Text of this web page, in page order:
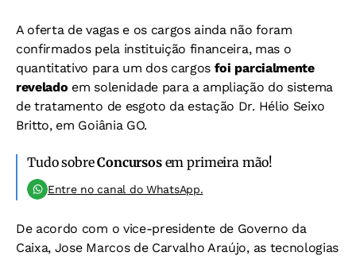
A oferta de vagas e os cargos ainda não foram
confirmados pela instituição financeira, mas o
quantitativo para um dos cargos foi parcialmente
revelado em solenidade para a ampliação do sistema
de tratamento de esgoto da estação Dr. Hélio Seixo
Britto, em Goiânia GO.
Tudo sobreConcursosem primeira mão!
Entre no canal do WhatsApp.
De acordo com o vice-presidente de Governo da
Caixa, Jose Marcos de Carvalho Araújo, as tecnologias